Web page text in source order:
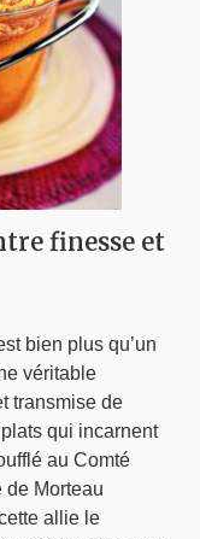
finesse et
bien plus qu’un
véritable
transmise de
qui incarnent
au Comté
Morteau
allie le